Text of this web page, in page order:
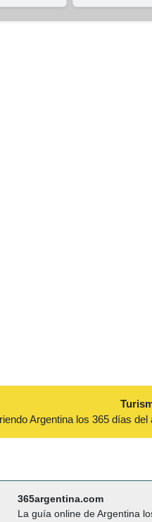
Argentina los 365 días del
365argentina.com
La guía online de Argentina